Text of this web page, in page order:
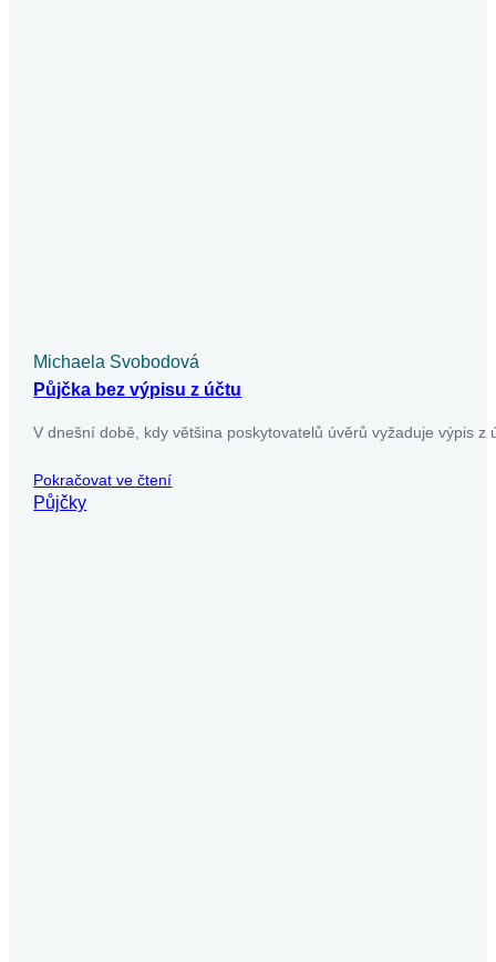
Pokračovat ve čtení
Půjčky